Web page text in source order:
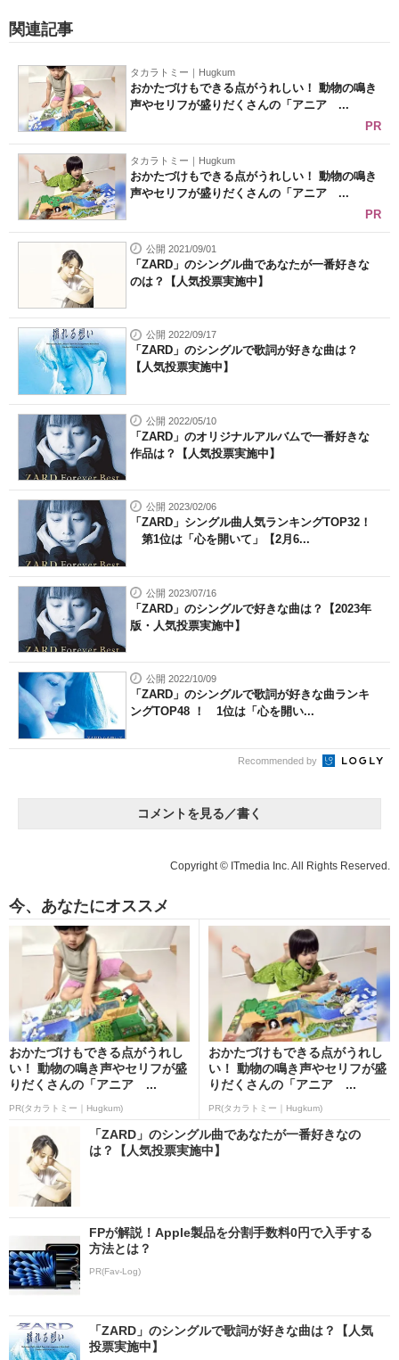
関連記事
タカラトミー｜Hugkum
おかたづけもできる点がうれしい！ 動物の鳴き
声やセリフが盛りだくさんの「アニア ...
PR
タカラトミー｜Hugkum
おかたづけもできる点がうれしい！ 動物の鳴き
声やセリフが盛りだくさんの「アニア ...
PR
公開 2021/09/01
「ZARD」のシングル曲であなたが一番好きな
のは？【人気投票実施中】
公開 2022/09/17
「ZARD」のシングルで歌詞が好きな曲は？
【人気投票実施中】
公開 2022/05/10
「ZARD」のオリジナルアルバムで一番好きな
作品は？【人気投票実施中】
公開 2023/02/06
「ZARD」シングル曲人気ランキングTOP32！
第1位は「心を開いて」【2月6...
公開 2023/07/16
「ZARD」のシングルで好きな曲は？【2023年
版・人気投票実施中】
公開 2022/10/09
「ZARD」のシングルで歌詞が好きな曲ランキ
ングTOP48 ！ 1位は「心を開い...
Recommended by
コメントを見る／書く
Copyright © ITmedia Inc. All Rights Reserved.
今、あなたにオススメ
おかたづけもできる点がうれし
い！ 動物の鳴き声やセリフが盛
りだくさんの「アニア ...
PR(タカラトミー｜Hugkum)
おかたづけもできる点がうれし
い！ 動物の鳴き声やセリフが盛
りだくさんの「アニア ...
PR(タカラトミー｜Hugkum)
「ZARD」のシングル曲であなたが一番好きなの
は？【人気投票実施中】
FPが解説！Apple製品を分割手数料0円で入手する
方法とは？
PR(Fav-Log)
「ZARD」のシングルで歌詞が好きな曲は？【人気
投票実施中】